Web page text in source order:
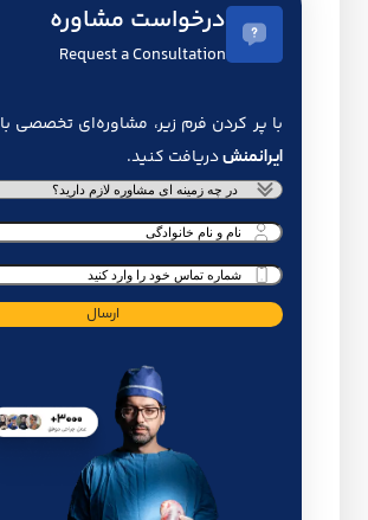
درخواست مشاوره
Request a Consultation
با پر کردن فرم زیر، مشاوره‌ای تخصصی با
ایرانمنشدریافت کنید.
خدمت
درخواستی*
نام
و
نام
خانوادگی*
شماره
تماس*